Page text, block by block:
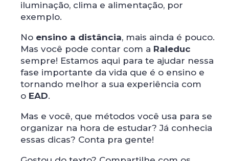
iluminação, clima e alimentação, por
exemplo.
No ensino a distância, mais ainda é pouco.
Mas você pode contar com a Raleduc
sempre! Estamos aqui para te ajudar nessa
fase importante da vida que é o ensino e
tornando melhor a sua experiência com
o EAD.
Mas e você, que métodos você usa para se
organizar na hora de estudar? Já conhecia
essas dicas? Conta pra gente!